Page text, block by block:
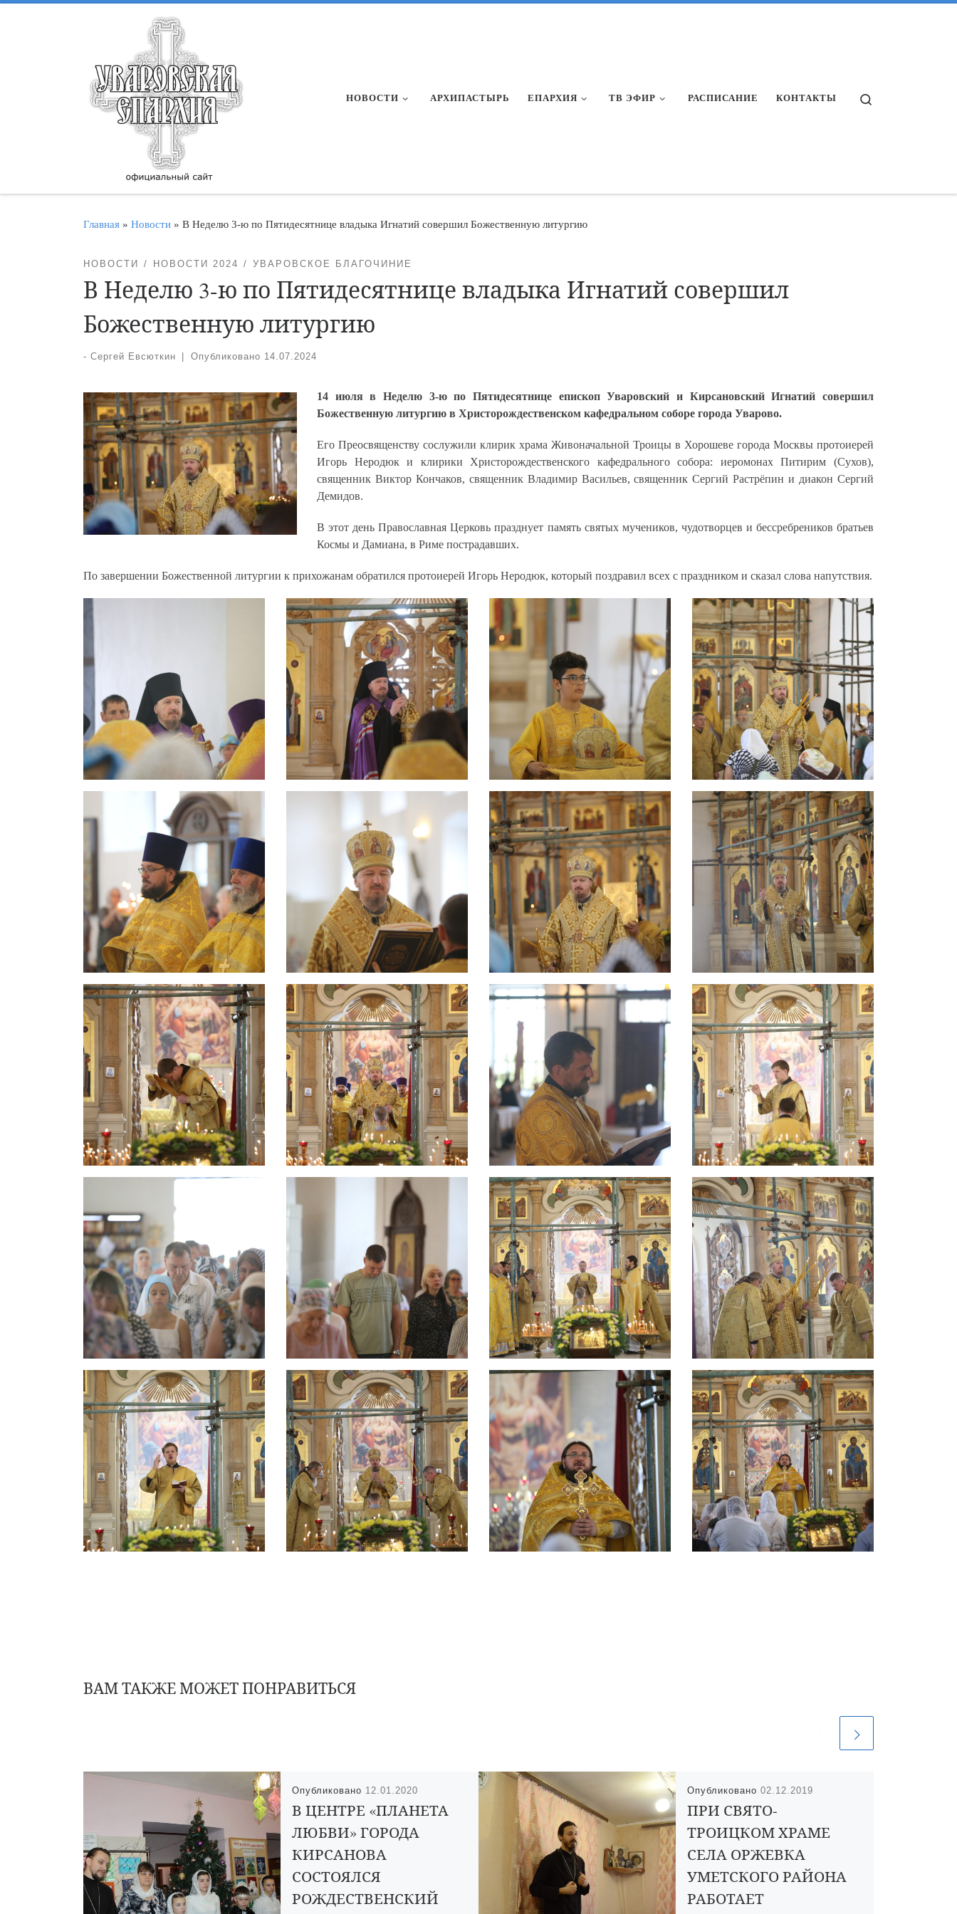
НОВОСТИ АРХИПАСТЫРЬ ЕПАРХИЯ ТВ ЭФИР РАСПИСАНИЕ КОНТАКТЫ
Главная » Новости » В Неделю 3-ю по Пятидесятнице владыка Игнатий совершил Божественную литургию
НОВОСТИ НОВОСТИ 2024 УВАРОВСКОЕ БЛАГОЧИНИЕ
В Неделю 3-ю по Пятидесятнице владыка Игнатий совершил
Божественную литургию
- Сергей Евсюткин Опубликовано 14.07.2024
14 июля в Неделю 3-ю по Пятидесятнице епископ Уваровский и Кирсановский Игнатий совершил
Божественную литургию в Христорождественском кафедральном соборе города Уварово.
Его Преосвященству сослужили клирик храма Живоначальной Троицы в Хорошеве города Москвы протоиерей
Игорь Неродюк и клирики Христорождественского кафедрального собора: иеромонах Питирим (Сухов),
священник Виктор Кончаков, священник Владимир Васильев, священник Сергий Растрёпин и диакон Сергий
Демидов.
В этот день Православная Церковь празднует память святых мучеников, чудотворцев и бессребреников братьев
Космы и Дамиана, в Риме пострадавших.
По завершении Божественной литургии к прихожанам обратился протоиерей Игорь Неродюк, который поздравил всех с праздником и сказал слова напутствия.
ВАМ ТАКЖЕ МОЖЕТ ПОНРАВИТЬСЯ
Опубликовано 12.01.2020
В ЦЕНТРЕ «ПЛАНЕТА
ЛЮБВИ» ГОРОДА
КИРСАНОВА
СОСТОЯЛСЯ
РОЖДЕСТВЕНСКИЙ
Опубликовано 02.12.2019
ПРИ СВЯТО-
ТРОИЦКОМ ХРАМЕ
СЕЛА ОРЖЕВКА
УМЕТСКОГО РАЙОНА
РАБОТАЕТ